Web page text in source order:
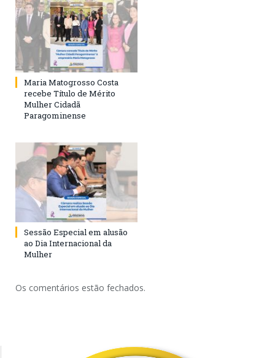
Maria Matogrosso Costa
recebe Título de Mérito
Mulher Cidadã
Paragominense
Sessão Especial em alusão
ao Dia Internacional da
Mulher
Os comentários estão fechados.